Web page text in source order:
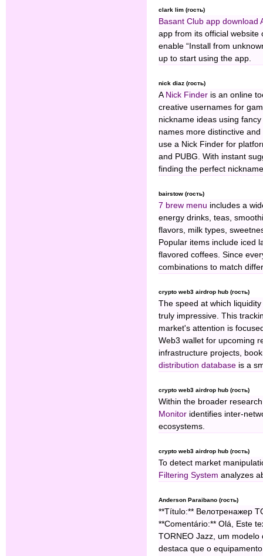
clark lim (гость)
Basant Club app download
app from its official website
enable “Install from
up to start using the app.
nick diaz (гость)
A Nick Finder is an online
creative usernames for
nickname ideas using
names more distinctive
use a Nick Finder for
and PUBG. With instant
finding the perfect
bairstow (гость)
7 brew menu includes a
energy drinks, teas,
flavors, milk types,
Popular items include iced
flavored coffees. Since
combinations to match
crypto web3 airdrop hub (гость)
The speed at which
truly impressive. This
market's attention is
Web3 wallet for upcoming
infrastructure projects,
distribution database is a
crypto web3 airdrop hub (гость)
Within the broader
Monitor identifies inter-
ecosystems.
crypto web3 airdrop hub (гость)
To detect market
Filtering System analyzes
Anderson Paraibano (гость)
**Título:** Велотренажер
**Comentário:** Olá, Este
TORNEO Jazz, um
destaca que o